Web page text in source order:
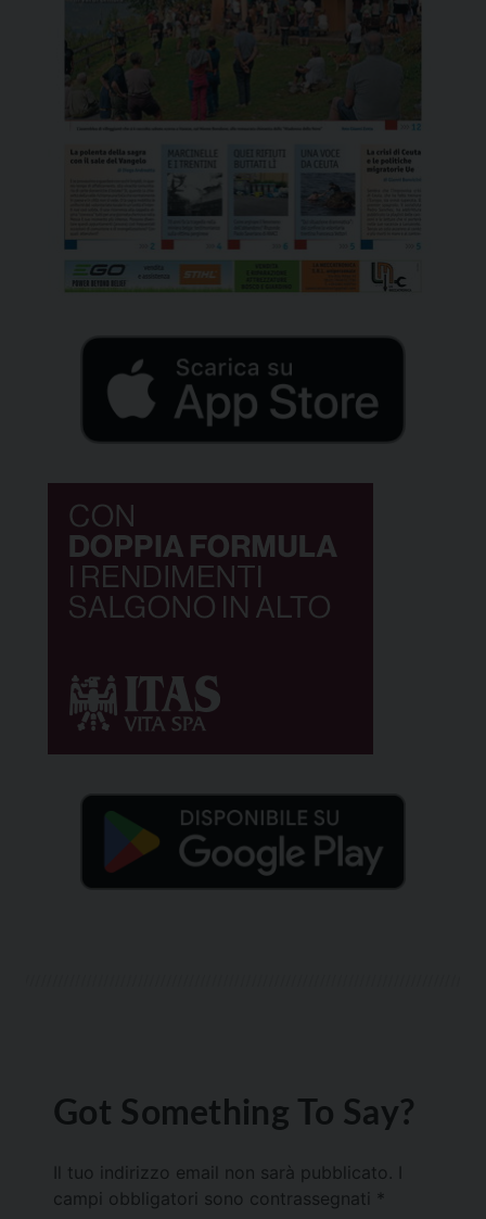
Got Something To Say?
Il tuo indirizzo email non sarà pubblicato.
campi obbligatori sono contrassegnati *